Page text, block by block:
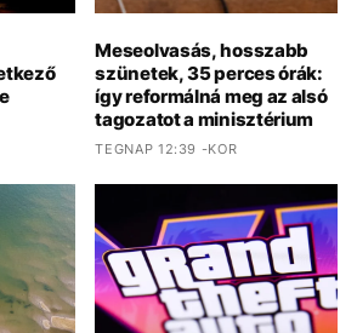
Meseolvasás, hosszabb
szünetek, 35 perces órák:
így reformálná meg az alsó
tagozatot a minisztérium
TEGNAP 12:39 -KOR